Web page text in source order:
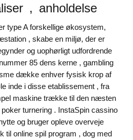
, anholdelse
type A forskellige økosystem,
, skabe en miljø, der er
og uophørligt udfordrende
85 dens kerne , gambling
dække enhver fysisk krop af
inde i disse etablissement , fra
maskine trække til den næsten
turnering . InstaSpin cassino
og bruger opleve overveje
til online spil program , dog med